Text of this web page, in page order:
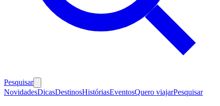
Pesquisar
NovidadesDicasDestinosHistóriasEventosQuero viajarPesquisar